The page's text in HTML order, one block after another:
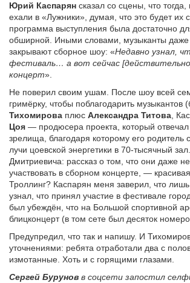
Юрий Каспарян сказал со сцены, что тогда,
ехали в «Лужники», думая, что это будет их
программа выступления была достаточно
обширной. Иными словами, музыканты даже
закрывают сборное шоу: «Недавно узнал,
фестиваль… а вот сейчас
концерт».
Не поверил своим ушам. После шоу всей
гримёрку, чтобы поблагодарить музыкантов
Тихомирова плюс Александра Титова ,
Цоя — продюсера проекта, который отвечал
зрелища, благодаря которому его родитель
лучи цоевской энергетики в 70-тысячный
Дмитриевича: рассказ о том, что они даже
участвовать в сборном концерте, —
Троллинг? Каспарян меня заверил, что лишь
узнал, что принял участие в фестивале
был убеждён, что на Большой спортивной
блицконцерт (в том сете был десяток
Предупредил, что так и напишу. И
уточнениями: ребята отработали два с
измотанные. Хоть и с горящими глазами.
Сергей Бурунов в соцсети запостил